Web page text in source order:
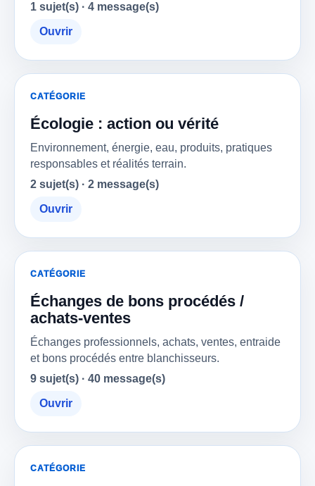
1 sujet(s) · 4 message(s)
Ouvrir
CATÉGORIE
Écologie : action ou vérité
Environnement, énergie, eau, produits, pratiques
responsables et réalités terrain.
2 sujet(s) · 2 message(s)
Ouvrir
CATÉGORIE
Échanges de bons procédés /
achats-ventes
Échanges professionnels, achats, ventes, entraide
et bons procédés entre blanchisseurs.
9 sujet(s) · 40 message(s)
Ouvrir
CATÉGORIE